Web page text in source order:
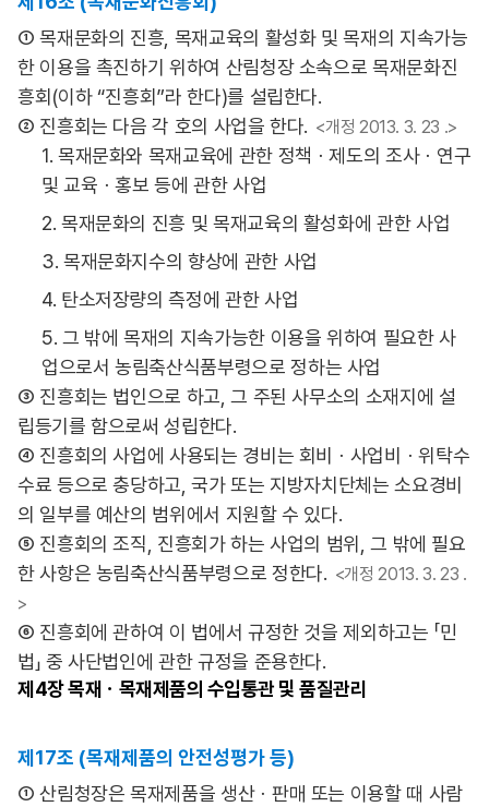
① 목재문화의 진흥, 목재교육의 활성화 및 목재의 지속가능
한 이용을 촉진하기 위하여 산림청장 소속으로 목재문화진
흥회(이하 “진흥회”라 한다)를 설립한다.
② 진흥회는 다음 각 호의 사업을 한다. <개정 2013. 3. 23 .>
1. 목재문화와 목재교육에 관한 정책ㆍ제도의 조사ㆍ연구
및 교육ㆍ홍보 등에 관한 사업
2. 목재문화의 진흥 및 목재교육의 활성화에 관한 사업
3. 목재문화지수의 향상에 관한 사업
4. 탄소저장량의 측정에 관한 사업
5. 그 밖에 목재의 지속가능한 이용을 위하여 필요한 사
업으로서 농림축산식품부령으로 정하는 사업
③ 진흥회는 법인으로 하고, 그 주된 사무소의 소재지에 설
립등기를 함으로써 성립한다.
④ 진흥회의 사업에 사용되는 경비는 회비ㆍ사업비ㆍ위탁수
수료 등으로 충당하고, 국가 또는 지방자치단체는 소요경비
의 일부를 예산의 범위에서 지원할 수 있다.
⑤ 진흥회의 조직, 진흥회가 하는 사업의 범위, 그 밖에 필요
한 사항은 농림축산식품부령으로 정한다. <개정 2013. 3. 23 .
>
⑥ 진흥회에 관하여 이 법에서 규정한 것을 제외하고는 「민
법」 중 사단법인에 관한 규정을 준용한다.
제4장목재ㆍ목재제품의 수입통관 및 품질관리
제17조 (목재제품의 안전성평가 등)
① 산림청장은 목재제품을 생산ㆍ판매 또는 이용할 때 사람